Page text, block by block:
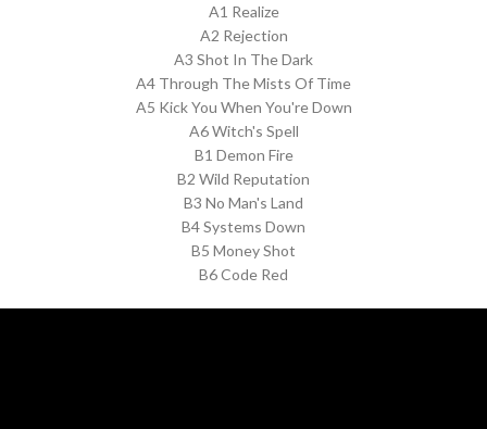
A1 Realize
A2 Rejection
A3 Shot In The Dark
A4 Through The Mists Of Time
A5 Kick You When You're Down
A6 Witch's Spell
B1 Demon Fire
B2 Wild Reputation
B3 No Man's Land
B4 Systems Down
B5 Money Shot
B6 Code Red